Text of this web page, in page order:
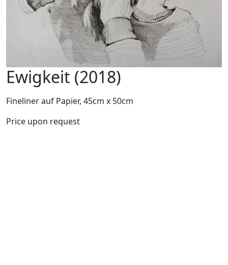
Ewigkeit (2018)
Fineliner auf Papier, 45cm x 50cm
Price upon request